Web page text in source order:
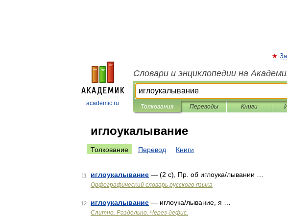
academic.ru
Словари и энциклопедии на
Толкования Переводы Книги
иглоукалывание
Толкование Перевод Книги
11 иглоукалывание — (2 с), Пр. об иглоука/лывании …
Орфографический словарь русского языка
12 иглоукалывание — иглоука/лывание, я …
Слитно. Раздельно. Через дефис.